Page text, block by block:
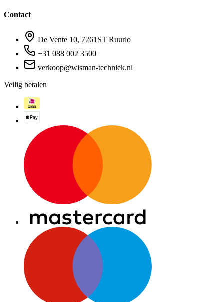
Contact
De Vente 10, 7261ST Ruurlo
+31 088 002 3500
verkoop@wisman-techniek.nl
Veilig betalen